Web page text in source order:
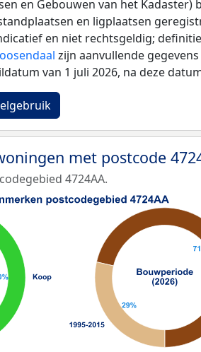
en Gebouwen van het
en ligplaatsen
en niet rechtsgeldig;
zijn aanvullende
van 1 juli 2026, na deze
met postcode
4724AA.